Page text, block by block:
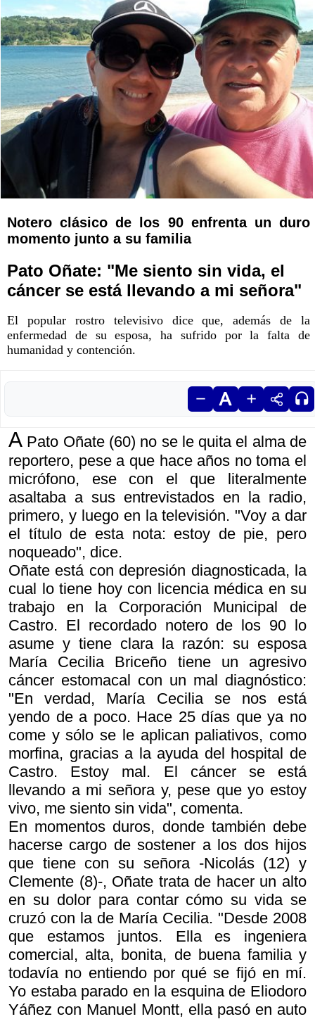
Notero clásico de los 90 enfrenta un duro
momento junto a su familia
Pato Oñate: "Me siento sin vida, el
cáncer se está llevando a mi señora"
El popular rostro televisivo dice que, además de la
enfermedad de su esposa, ha sufrido por la falta de
humanidad y contención.
A Pato Oñate (60) no se le quita el alma de
reportero, pese a que hace años no toma el
micrófono, ese con el que literalmente
asaltaba a sus entrevistados en la radio,
primero, y luego en la televisión. "Voy a dar
el título de esta nota: estoy de pie, pero
noqueado", dice.
Oñate está con depresión diagnosticada, la
cual lo tiene hoy con licencia médica en su
trabajo en la Corporación Municipal de
Castro. El recordado notero de los 90 lo
asume y tiene clara la razón: su esposa
María Cecilia Briceño tiene un agresivo
cáncer estomacal con un mal diagnóstico:
"En verdad, María Cecilia se nos está
yendo de a poco. Hace 25 días que ya no
come y sólo se le aplican paliativos, como
morfina, gracias a la ayuda del hospital de
Castro. Estoy mal. El cáncer se está
llevando a mi señora y, pese que yo estoy
vivo, me siento sin vida", comenta.
En momentos duros, donde también debe
hacerse cargo de sostener a los dos hijos
que tiene con su señora -Nicolás (12) y
Clemente (8)-, Oñate trata de hacer un alto
en su dolor para contar cómo su vida se
cruzó con la de María Cecilia. "Desde 2008
que estamos juntos. Ella es ingeniera
comercial, alta, bonita, de buena familia y
todavía no entiendo por qué se fijó en mí.
Yo estaba parado en la esquina de Eliodoro
Yáñez con Manuel Montt, ella pasó en auto